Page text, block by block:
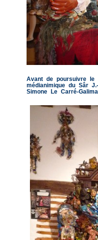
Avant de poursuivre le
médianimique du Sâr
Simone Le Carré-